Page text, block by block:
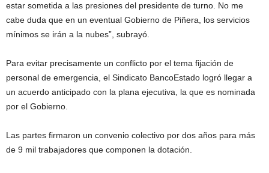
estar sometida a las presiones del presidente de turno. No me
cabe duda que en un eventual Gobierno de Piñera, los servicios
mínimos se irán a la nubes”, subrayó.
Para evitar precisamente un conflicto por el tema fijación de
personal de emergencia, el Sindicato BancoEstado logró llegar a
un acuerdo anticipado con la plana ejecutiva, la que es nominada
por el Gobierno.
Las partes firmaron un convenio colectivo por dos años para más
de 9 mil trabajadores que componen la dotación.